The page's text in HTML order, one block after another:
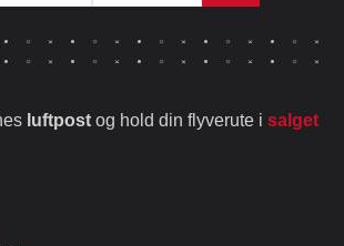
luftpost og hold din flyverute isalget